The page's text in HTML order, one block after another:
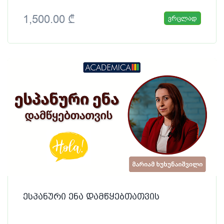
1,500.00 ₾ ვრცლად
ესპანური ენა დამწყებთათვის